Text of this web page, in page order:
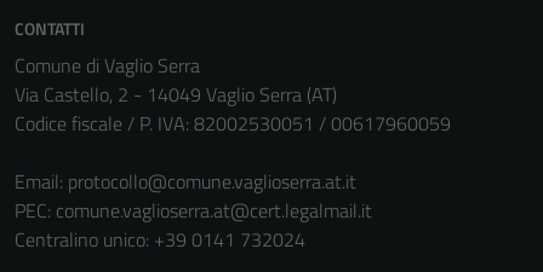
CONTATTI
Comune di Vaglio Serra
Via Castello, 2 - 14049 Vaglio Serra (AT)
Codice fiscale / P. IVA: 82002530051 / 00617960059
Email: protocollo@comune.vaglioserra.at.it
PEC: comune.vaglioserra.at@cert.legalmail.it
Centralino unico: +39 0141 732024